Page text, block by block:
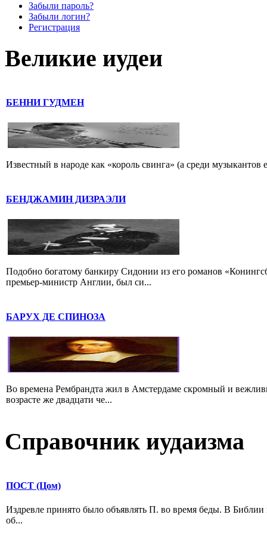
Забыли пароль?
Забыли логин?
Регистрация
Великие иудеи
БЕННИ ГУДМЕН
Известный в народе как «король свинга» (а среди
БЕНДЖАМИН ДИЗРАЭЛИ
Подобно богатому банкиру Сидонии из его романов
премьер-министр Англии, был си...
БАРУХ ДЕ СПИНОЗА
Во времена Рембрандта жил в Амстердаме скромный и
возрасте же двадцати че...
Справочник иудаизма
ПОСТ (Цом)
Издревле принято было объявлять П. во время беды. В
об...